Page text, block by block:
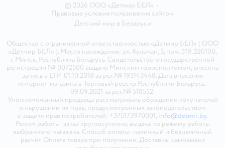
© 2026 ООО «Детмир БЕЛ» •
Правовые условия пользования сайтом
Детский мир в Беларуси
Общество с ограниченной ответственностью «Детмир БЕЛ» ( ООО
«Детмир БЕЛ» ). Место нахождения: ул. Кульман, 3, пом. 319, 220100,
г. Минск, Республика Беларусь. Свидетельство о государственной
регистрации № 0072500 выдано Минским горисполкомом, внесена
запись в ЕГР 01.10.2018 за рег.№ 193143448. Дата внесения
интернет-магазина в Торговый реестр Республики Беларусь:
09.09.2021 за рег.№ 518552.
Уполномоченный продавца рассматривать обращения покупателей
о нарушении их прав, предусмотренных законодательством
о защите прав потребителей: +375173970001, info@detmir.by.
Режим работы: заказ круглосуточно, выдача по режиму работы
выбранного магазина. Способ оплаты: наличный и безналичный
расчёт. Оплата товара при получении. Доставка: самовывоз